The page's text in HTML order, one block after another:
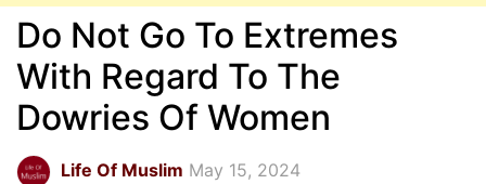
Do Not Go To Extremes
With Regard To The
Dowries Of Women
Life Of Muslim May 15, 2024